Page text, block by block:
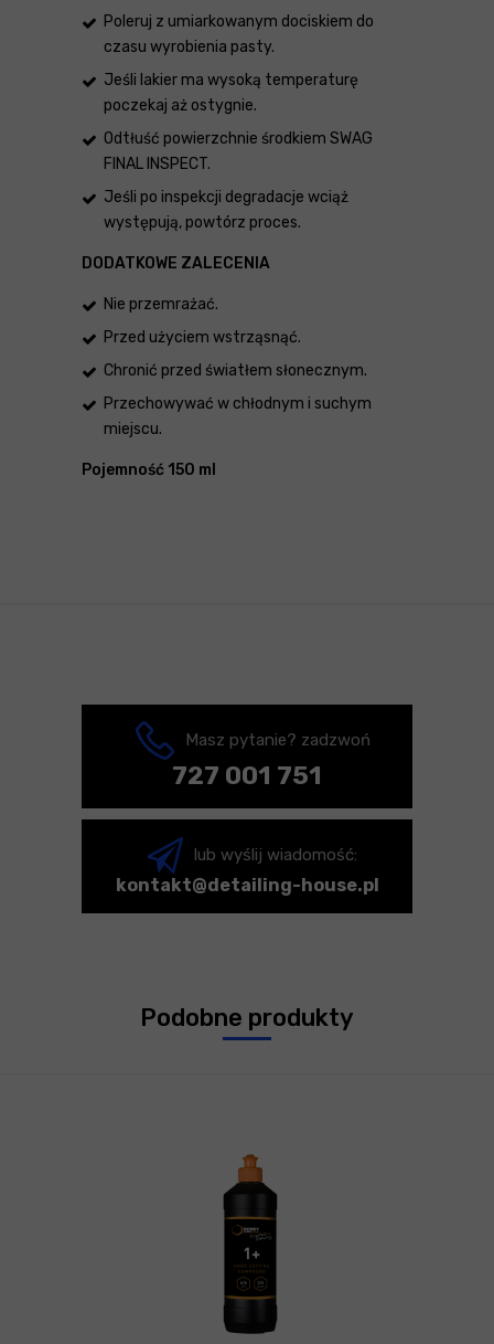
Poleruj z umiarkowanym dociskiem do
czasu wyrobienia pasty.
Jeśli lakier ma wysoką temperaturę
poczekaj aż ostygnie.
Odtłuść powierzchnie środkiem SWAG
FINAL INSPECT.
Jeśli po inspekcji degradacje wciąż
występują, powtórz proces.
DODATKOWE ZALECENIA
Nie przemrażać.
Przed użyciem wstrząsnąć.
Chronić przed światłem słonecznym.
Przechowywać w chłodnym i suchym
miejscu.
Pojemność 150 ml
Masz pytanie? zadzwoń
727 001 751
lub wyślij wiadomość:
kontakt@detailing-house.pl
Podobne produkty